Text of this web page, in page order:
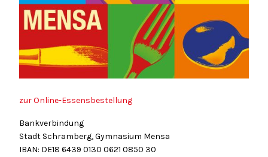
zur Online-Essensbestellung
Bankverbindung
Stadt Schramberg, Gymnasium Mensa
IBAN: DE18 6439 0130 0621 0850 30